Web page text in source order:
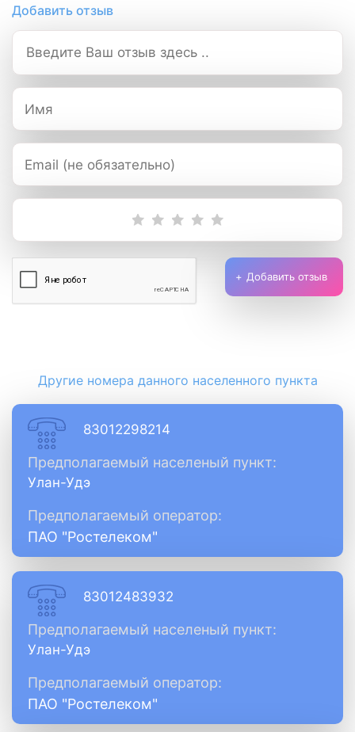
Добавить отзыв
Добавить отзыв
Другие номера данного населенного пункта
83012298214
Предполагаемый населеный пункт:
Улан-Удэ
Предполагаемый оператор:
ПАО "Ростелеком"
83012483932
Предполагаемый населеный пункт:
Улан-Удэ
Предполагаемый оператор:
ПАО "Ростелеком"